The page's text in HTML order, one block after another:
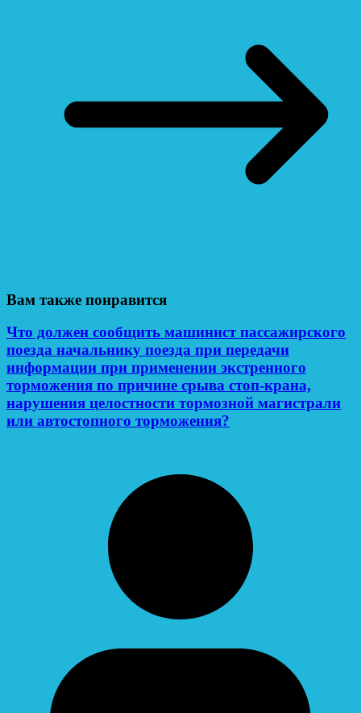
Вам также понравится
Что должен сообщить машинист пассажирского
поезда начальнику поезда при передачи
информации при применении экстренного
торможения по причине срыва стоп-крана,
нарушения целостности тормозной магистрали
или автостопного торможения?